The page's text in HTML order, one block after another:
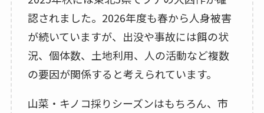
認されました。2026年度も春から人身被害
が続いていますが、出没や事故には餌の状
況、個体数、土地利用、人の活動など複数
の要因が関係すると考えられています。
山菜・キノコ採りシーズンはもちろん、市